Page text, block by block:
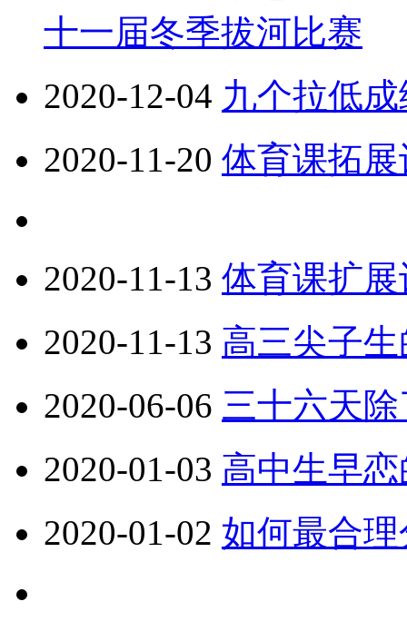
十一届冬季拔河比赛
2020-12-04 九个拉低
2020-11-20 体育课拓
2020-11-13 体育课扩
2020-11-13 高三尖子
2020-06-06 三十六天
2020-01-03 高中生早
2020-01-02 如何最合